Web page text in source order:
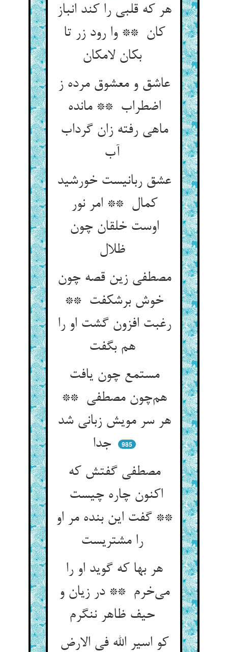
هر که قلبی را کند انباز
کان ** وا رود زر تا
بکان لامکان
عاشق و معشوق مرده ز
اضطراب ** مانده
ماهی رفته زان گرداب
عشق ربانیست خورشید
کمال ** امر نور
اوست خلقان چون
ظلال
مصطفی زین قصه چون
خوش برشکفت **
رغبت افزون گشت او را
هم بگفت
مستمع چون یافت
هم‌چون مصطفی **
هر سر مویش زبانی شد
جدا
985
مصطفی گفتش که
اکنون چاره چیست
** گفت این بنده مر او
هر بها که گوید او را
می‌خرم ** در زیان و
کو اسیر الله فی الارض